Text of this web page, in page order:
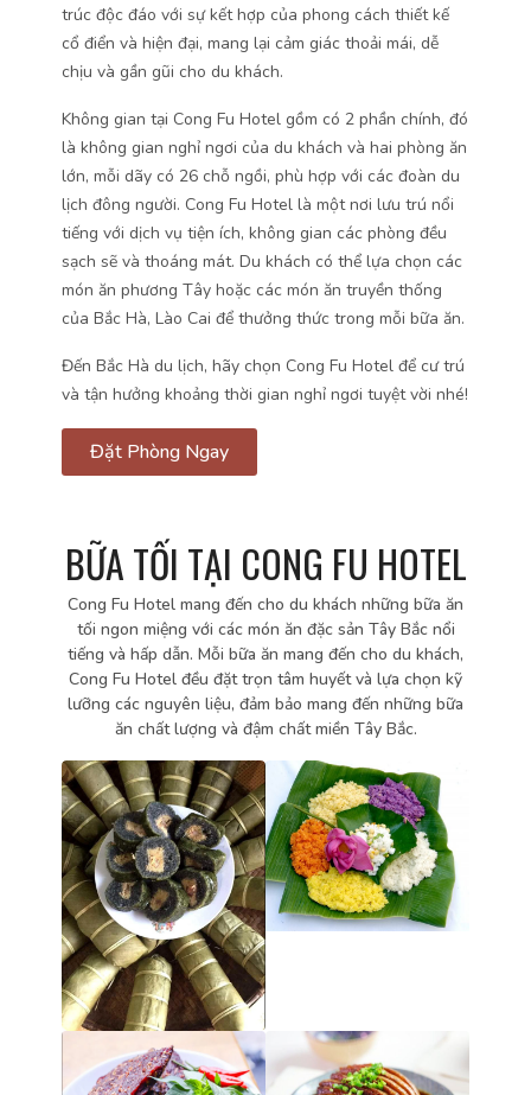
trúc độc đáo với sự kết hợp của phong cách thiết kế
cổ điển và hiện đại, mang lại cảm giác thoải mái, dễ
chịu và gần gũi cho du khách.
Không gian tại Cong Fu Hotel gồm có 2 phần chính, đó
là không gian nghỉ ngơi của du khách và hai phòng ăn
lớn, mỗi dãy có 26 chỗ ngồi, phù hợp với các đoàn du
lịch đông người. Cong Fu Hotel là một nơi lưu trú nổi
tiếng với dịch vụ tiện ích, không gian các phòng đều
sạch sẽ và thoáng mát. Du khách có thể lựa chọn các
món ăn phương Tây hoặc các món ăn truyền thống
của Bắc Hà, Lào Cai để thưởng thức trong mỗi bữa ăn.
Đến Bắc Hà du lịch, hãy chọn Cong Fu Hotel để cư trú
và tận hưởng khoảng thời gian nghỉ ngơi tuyệt vời nhé!
Đặt Phòng Ngay
BỮA TỐI TẠI CONG FU HOTEL
Cong Fu Hotel mang đến cho du khách những bữa ăn
tối ngon miệng với các món ăn đặc sản Tây Bắc nổi
tiếng và hấp dẫn. Mỗi bữa ăn mang đến cho du khách,
Cong Fu Hotel đều đặt trọn tâm huyết và lựa chọn kỹ
lưỡng các nguyên liệu, đảm bảo mang đến những bữa
ăn chất lượng và đậm chất miền Tây Bắc.